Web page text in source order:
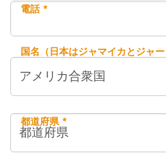
電話 *
国名（日本はジャマイカとジャ
都道府県 *